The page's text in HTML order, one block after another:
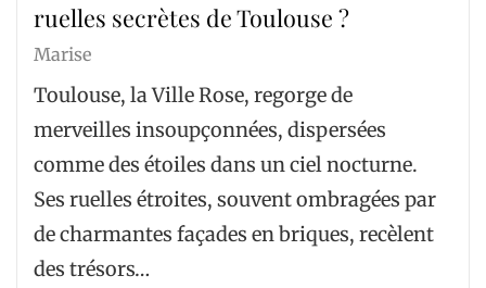
ruelles secrètes de Toulouse ?
Marise
Toulouse, la Ville Rose, regorge de
merveilles insoupçonnées, dispersées
comme des étoiles dans un ciel nocturne.
Ses ruelles étroites, souvent ombragées par
de charmantes façades en briques, recèlent
des trésors…